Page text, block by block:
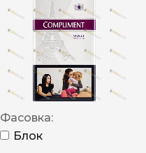
Фасовка:
Блок